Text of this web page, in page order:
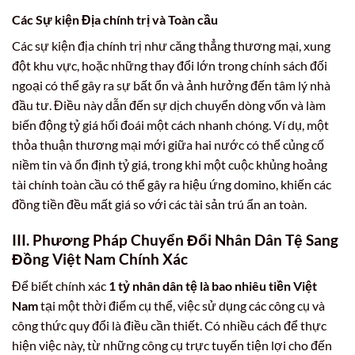
Các Sự kiện Địa chính trị và Toàn cầu
Các sự kiện địa chính trị như căng thẳng thương mại, xung
đột khu vực, hoặc những thay đổi lớn trong chính sách đối
ngoại có thể gây ra sự bất ổn và ảnh hưởng đến tâm lý nhà
đầu tư. Điều này dẫn đến sự dịch chuyển dòng vốn và làm
biến động tỷ giá hối đoái một cách nhanh chóng. Ví dụ, một
thỏa thuận thương mại mới giữa hai nước có thể củng cố
niềm tin và ổn định tỷ giá, trong khi một cuộc khủng hoảng
tài chính toàn cầu có thể gây ra hiệu ứng domino, khiến các
đồng tiền đều mất giá so với các tài sản trú ẩn an toàn.
III. Phương Pháp Chuyển Đổi Nhân Dân Tệ Sang
Đồng Việt Nam Chính Xác
Để biết chính xác 1 tỷ nhân dân tệ là bao nhiêu tiền Việt
Namtại một thời điểm cụ thể, việc sử dụng các công cụ và
công thức quy đổi là điều cần thiết. Có nhiều cách để thực
hiện việc này, từ những công cụ trực tuyến tiện lợi cho đến